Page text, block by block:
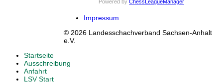
Powered by ChessLeagueManager
Impressum
© 2026 Landesschachverband Sachsen-Anhalt
e.V.
Startseite
Ausschreibung
Anfahrt
LSV Start